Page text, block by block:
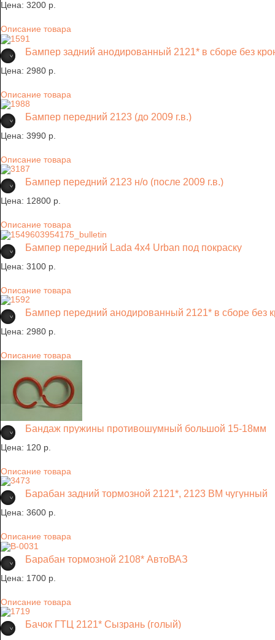
Цена: 3200 p.
Описание товара
Бампер задний анодированный 2121* в сборе без
Цена: 2980 p.
Описание товара
Бампер передний 2123 (до 2009 г.в.)
Цена: 3990 p.
Описание товара
Бампер передний 2123 н/о (после 2009 г.в.)
Цена: 12800 p.
Описание товара
Бампер передний Lada 4х4 Urban под покраску
Цена: 3100 p.
Описание товара
Бампер передний анодированный 2121* в сборе без
Цена: 2980 p.
Описание товара
Бандаж пружины противошумный большой 15-18мм
Цена: 120 p.
Описание товара
Барабан задний тормозной 2121*, 2123 ВМ чугунный
Цена: 3600 p.
Описание товара
Барабан тормозной 2108* АвтоВАЗ
Цена: 1700 p.
Описание товара
Бачок ГТЦ 2121* Сызрань (голый)